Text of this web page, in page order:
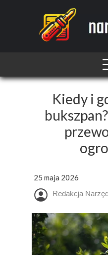
Kiedy i
25 maja 2026
Redakcja